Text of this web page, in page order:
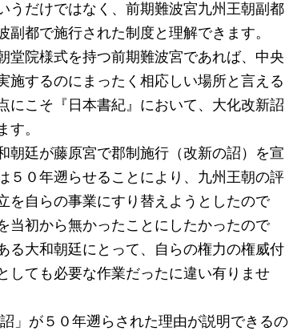
うだけではなく、前期難波宮九州王朝副都
都で施行された制度と理解できます。
院様式を持つ前期難波宮であれば、中央
施するのにまったく相応しい場所と言える
にこそ『日本書紀』において、大化改新詔
す。
廷が藤原宮で郡制施行（改新の詔）を宣
５０年遡らせることにより、九州王朝の評
を自らの事業にすり替えようとしたので
当初から無かったことにしたかったので
る大和朝廷にとって、自らの権力の権威付
しても必要な作業だったに違い有りませ
」が５０年遡らされた理由が説明できるの